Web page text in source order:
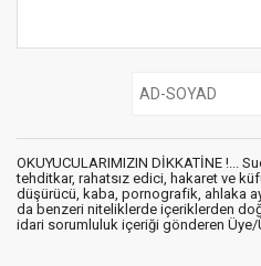
OKUYUCULARIMIZIN DİKKATİNE !...
tehditkar, rahatsız edici, hakaret ve
düşürücü, kaba, pornografik, ahlaka
da benzeri niteliklerde içeriklerden
idari sorumluluk içeriği gönderen Üye/